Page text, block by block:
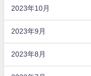
2023年10月
2023年9月
2023年8月